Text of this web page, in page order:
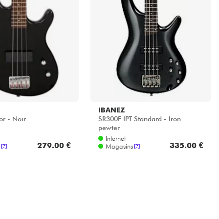
- Noir
[?] 279.00 €
IBANEZ
SR300E IPT Standard - Iron
pewter
Internet
Magasins [?] 335.00 €